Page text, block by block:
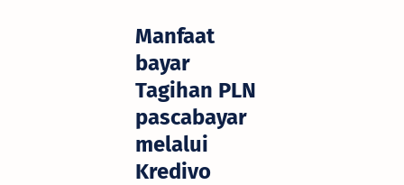
Manfaat
bayar
Tagihan PLN
pascabayar
melalui
Kredivo